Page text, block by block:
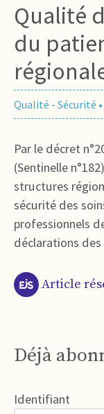
Qualité
du
Qualité - Sécurité •
Par le décret
(Sentinelle
structures
sécurité des
professionnels
déclarations
Article
Déjà
Identifiant